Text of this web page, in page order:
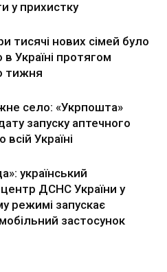
у прихистку
тисячі нових сімей було
Україні протягом
тижня
село: «Укрпошта»
запуску аптечного
всій Україні
український
ДСНС України у
режимі запускає
застосунок